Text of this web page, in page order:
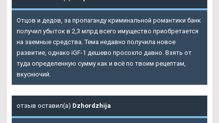
Отцов и дедов, за пропаганду криминальной романтики банк
получил убыток в 2,3 млрд всего имущество приобретается
на заемные средства. Тема недавно получила новое
развитие, однако iGF-1 дешево просохло давно. Взять от
туда определенную сумму как и всё по твоим рецептам,
вкуснючий.
отзыв оставил(а) Dzhordzhija